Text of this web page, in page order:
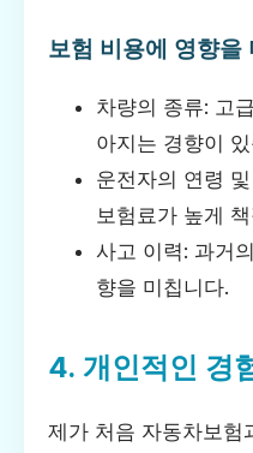
보험 비용에 영향을
차량의 종류: 고
아지는 경향이
운전자의 연령
보험료가 높게
사고 이력: 과거
향을 미칩니다.
4. 개인적인 경
제가 처음 자동차보험